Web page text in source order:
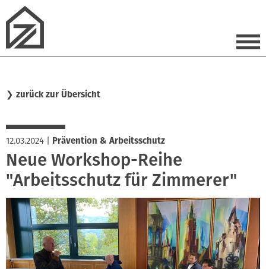
❯ zurück zur Übersicht
12.03.2024 Prävention & Arbeitsschutz
Neue Workshop-Reihe
"Arbeitsschutz für Zimmerer"